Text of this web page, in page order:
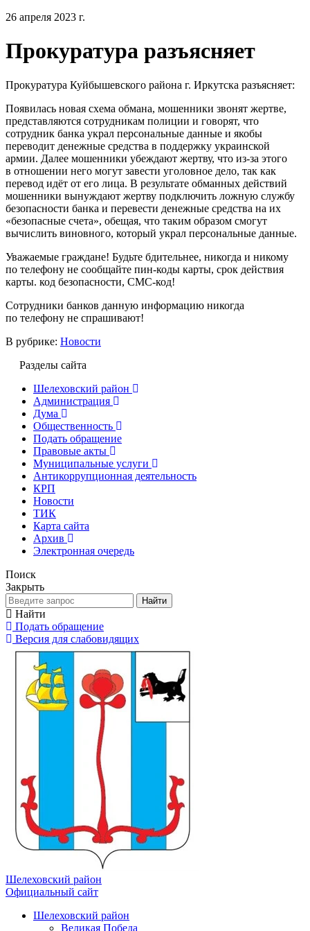
26 апреля 2023 г.
Прокуратура разъясняет
Прокуратура Куйбышевского района г. Иркутска разъясняет:
Появилась новая схема обмана, мошенники звонят жертве,
представляются сотрудникам полиции и говорят, что
сотрудник банка украл персональные данные и якобы
переводит денежные средства в поддержку украинской
армии. Далее мошенники убеждают жертву, что из-за этого
в отношении него могут завести уголовное дело, так как
перевод идёт от его лица. В результате обманных действий
мошенники вынуждают жертву подключить ложную службу
безопасности банка и перевести денежные средства на их
«безопасные счета», обещая, что таким образом смогут
вычислить виновного, который украл персональные данные.
Уважаемые граждане! Будьте бдительнее, никогда и никому
по телефону не сообщайте пин-коды карты, срок действия
карты. код безопасности, СМС-код!
Сотрудники банков данную информацию никогда
по телефону не спрашивают!
В рубрике: Новости
Разделы сайта
Шелеховский район
Администрация
Дума
Общественность
Подать обращение
Правовые акты
Муниципальные услуги
Антикоррупционная деятельность
КРП
Новости
ТИК
Карта сайта
Архив
Электронная очередь
Поиск
Закрыть
Найти
Найти
Подать обращение
Версия для слабовидящих
Шелеховский район
Официальный сайт
Шелеховский район
Великая Победа